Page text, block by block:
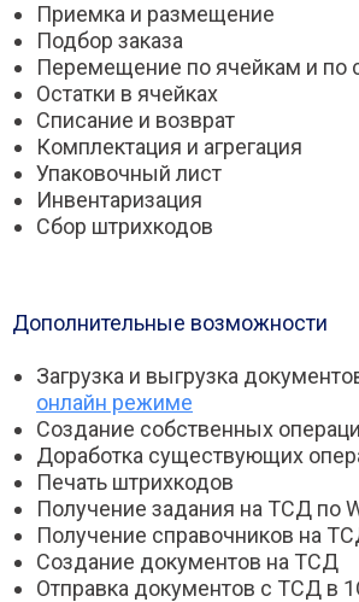
Приемка и размещение
Подбор заказа
Перемещение по ячейкам и по
Остатки в ячейках
Списание и возврат
Комплектация и агрегация
Упаковочный лист
Инвентаризация
Сбор штрихкодов
Дополнительные возможности
Загрузка и выгрузка
онлайн режиме
Создание собственных
Доработка существующих
Печать штрихкодов
Получение задания на ТСД по
Получение справочников на
Создание документов на ТСД
Отправка документов с ТСД в